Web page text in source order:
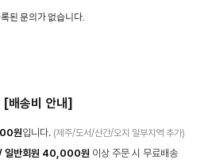
된 문의가 없습니다.
[배송비 안내]
원입니다. (제주/도서/산간/오지 일부지역 추가)
일반회원 40,000원 이상 주문 시 무료배송